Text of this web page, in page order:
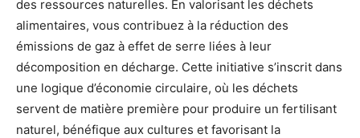
des ressources naturelles. En valorisant les déchets
alimentaires, vous contribuez à la réduction des
émissions de gaz à effet de serre liées à leur
décomposition en décharge. Cette initiative s’inscrit dans
une logique d’économie circulaire, où les déchets
servent de matière première pour produire un fertilisant
naturel, bénéfique aux cultures et favorisant la